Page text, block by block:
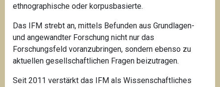
ethnographische oder korpusbasierte.
Das IFM strebt an, mittels Befunden aus Grundlagen-
und angewandter Forschung nicht nur das
Forschungsfeld voranzubringen, sondern ebenso zu
aktuellen gesellschaftlichen Fragen beizutragen.
Seit 2011 verstärkt das IFM als Wissenschaftliches